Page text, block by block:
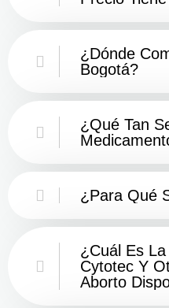
¿Dónde
Bogotá?
¿Qué Tan
¿Para Qué
¿Cuál Es
Cytotec Y
Aborto